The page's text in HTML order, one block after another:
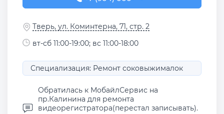
Тверь, ул. Коминтерна, 71, стр. 2
вт-сб 11:00-19:00; вс 11:00-18:00
Специализация: Ремонт соковыжималок
Обратилась к МобайлСервис на
пр.Калинина для ремонта
видеорегистратора(перестал записывать).